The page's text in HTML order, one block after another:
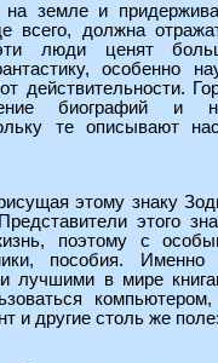
земле и
всего, должна
эти люди ценят
особенно
действительности.
биографий и
те описывают
этому знаку
этого
поэтому с
пособия.
лучшими в мире
компьютером,
и другие столь же